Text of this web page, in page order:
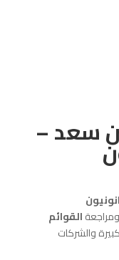
سعد–
القوائم
والشركات